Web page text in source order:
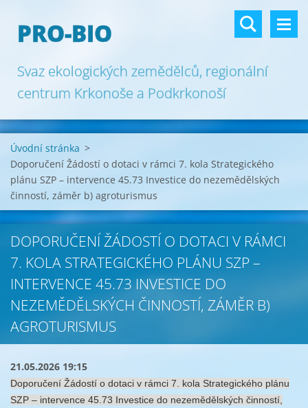
PRO-BIO
Svaz ekologických zemědělců, regionální
centrum Krkonoše a Podkrkonoší
Úvodní stránka >
Doporučení Žádostí o dotaci v rámci 7. kola Strategického
plánu SZP – intervence 45.73 Investice do nezemědělských
činností, záměr b) agroturismus
DOPORUČENÍ ŽÁDOSTÍ O DOTACI V RÁMCI
7. KOLA STRATEGICKÉHO PLÁNU SZP –
INTERVENCE 45.73 INVESTICE DO
NEZEMĚDĚLSKÝCH ČINNOSTÍ, ZÁMĚR B)
AGROTURISMUS
21.05.2026 19:15
Doporučení Žádostí o dotaci v rámci 7. kola Strategického plánu
SZP – intervence 45.73 Investice do nezemědělských činností,